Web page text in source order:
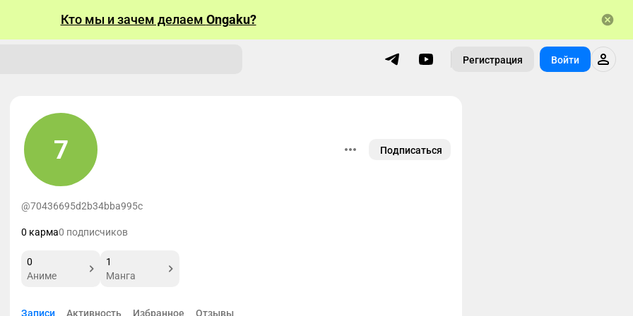
Кто мы и зачем делаем Ongaku?
Регистрация Войти
7 Подписаться
@70436695d2b34bba995c
0 карма0 подписчиков
0
Аниме
1
Манга
Записи Активность Избранное Отзывы